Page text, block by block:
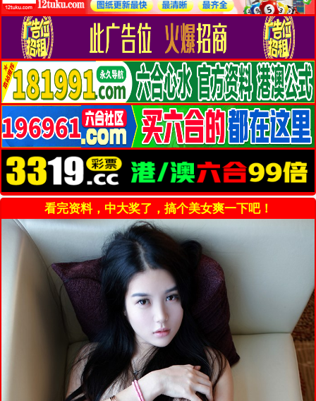
看完资料，中大奖了，搞个美女爽一下吧！